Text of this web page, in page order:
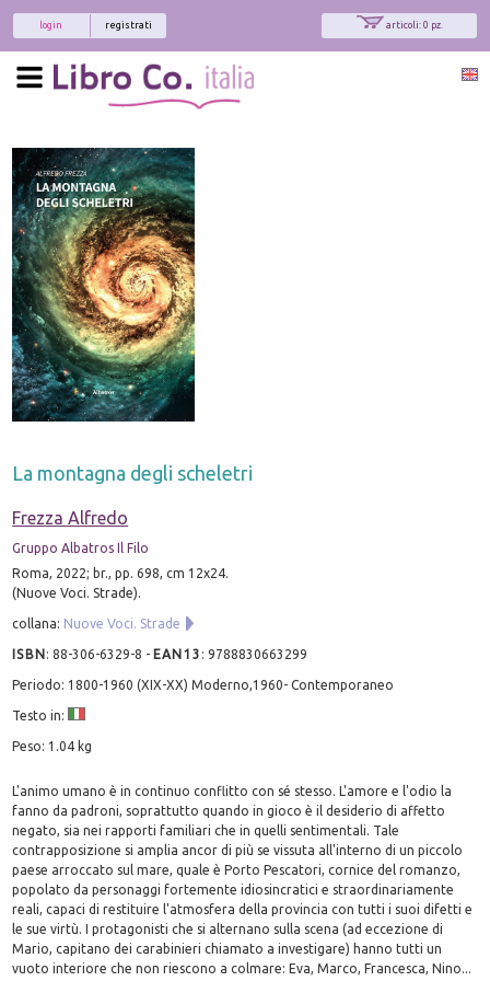
articoli: 0 pz.
registrati
login
La montagna degli scheletri
Frezza Alfredo
Gruppo Albatros Il Filo
Roma, 2022; br., pp. 698, cm 12x24.
(Nuove Voci. Strade).
collana: Nuove Voci. Strade
ISBN:88-306-6329-8 - EAN13 :9788830663299
Periodo: 1800-1960 (XIX-XX) Moderno,1960- Contemporaneo
Testo in:
Peso: 1.04 kg
L'animo umano è in continuo conflitto con sé stesso. L'amore e l'odio la
fanno da padroni, soprattutto quando in gioco è il desiderio di affetto
negato, sia nei rapporti familiari che in quelli sentimentali. Tale
contrapposizione si amplia ancor di più se vissuta all'interno di un piccolo
paese arroccato sul mare, quale è Porto Pescatori, cornice del romanzo,
popolato da personaggi fortemente idiosincratici e straordinariamente
reali, capaci di restituire l'atmosfera della provincia con tutti i suoi difetti e
le sue virtù. I protagonisti che si alternano sulla scena (ad eccezione di
Mario, capitano dei carabinieri chiamato a investigare) hanno tutti un
vuoto interiore che non riescono a colmare: Eva, Marco, Francesca, Nino...